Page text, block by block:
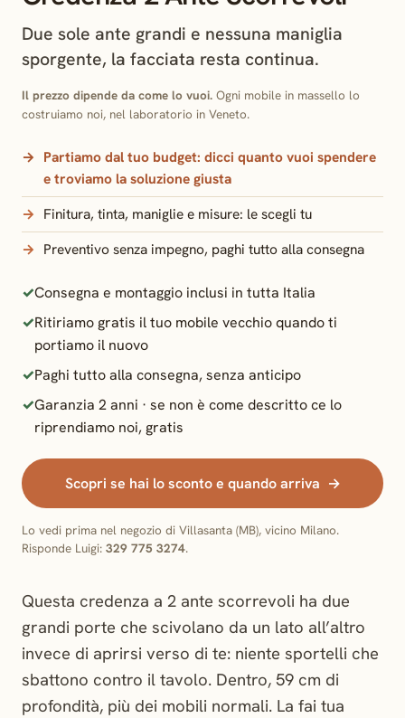
Due sole ante grandi e nessuna maniglia
sporgente, la facciata resta continua.
Il prezzo dipende da come lo vuoi. Ogni mobile in massello lo
costruiamo noi, nel laboratorio in Veneto.
Partiamo dal tuo budget: dicci quanto vuoi spendere
e troviamo la soluzione giusta
Finitura, tinta, maniglie e misure: le scegli tu
Preventivo senza impegno, paghi tutto alla consegna
Consegna e montaggio inclusi in tutta Italia
Ritiriamo gratis il tuo mobile vecchio quando ti
portiamo il nuovo
Paghi tutto alla consegna, senza anticipo
Garanzia 2 anni · se non è come descritto ce lo
riprendiamo noi, gratis
Scopri se hai lo sconto e quando arriva
Lo vedi prima nel negozio di Villasanta (MB), vicino Milano.
Risponde Luigi: 329 775 3274.
Questa credenza a 2 ante scorrevoli ha due
grandi porte che scivolano da un lato all’altro
invece di aprirsi verso di te: niente sportelli che
sbattono contro il tavolo. Dentro, 59 cm di
profondità, più dei mobili normali. La fai tua